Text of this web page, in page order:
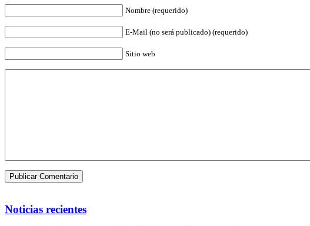
Nombre (requerido)
E-Mail (no será publicado) (requerido)
Sitio web
Noticias recientes